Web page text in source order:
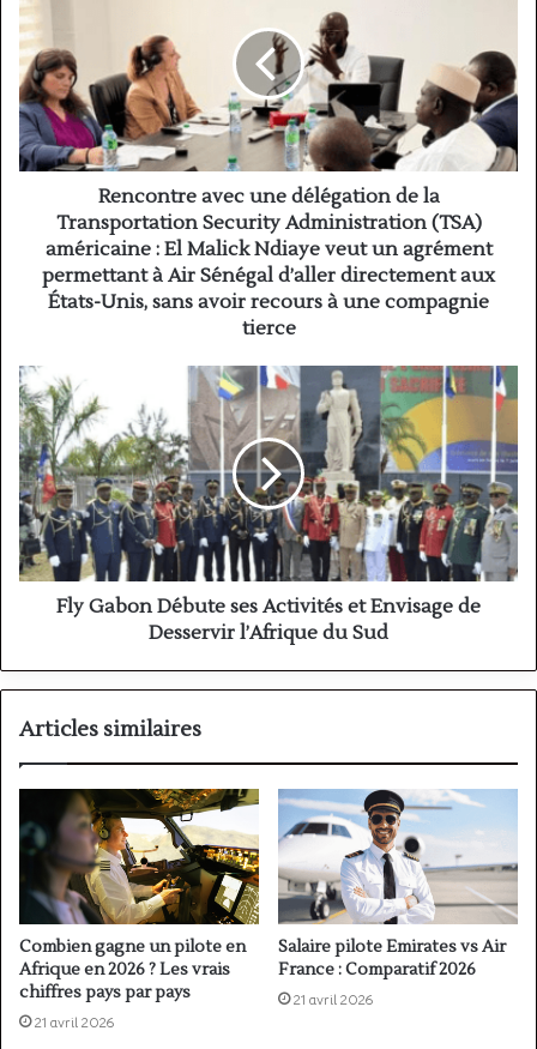
une
délégation
de
la
Transportation
Security
Administration
américaine
Malick
un
agrément
permettant
à
Air
Sénégal
d’aller
directement
aux
États-
Unis,
avoir
recours
à
compagnie
tierce
Rencontre avec une délégation de la
Transportation Security Administration (TSA)
américaine : El Malick Ndiaye veut un agrément
permettant à Air Sénégal d’aller directement aux
États-Unis, sans avoir recours à une compagnie
tierce
Fly
Gabon
Débute
ses
Activités
et
Envisage
de
Desservir
l’Afrique
Fly Gabon Débute ses Activités et Envisage de
Desservir l’Afrique du Sud
Articles similaires
Combien gagne un pilote en
Afrique en 2026 ? Les vrais
chiffres pays par pays
21 avril 2026
Salaire pilote Emirates vs Air
France : Comparatif 2026
21 avril 2026